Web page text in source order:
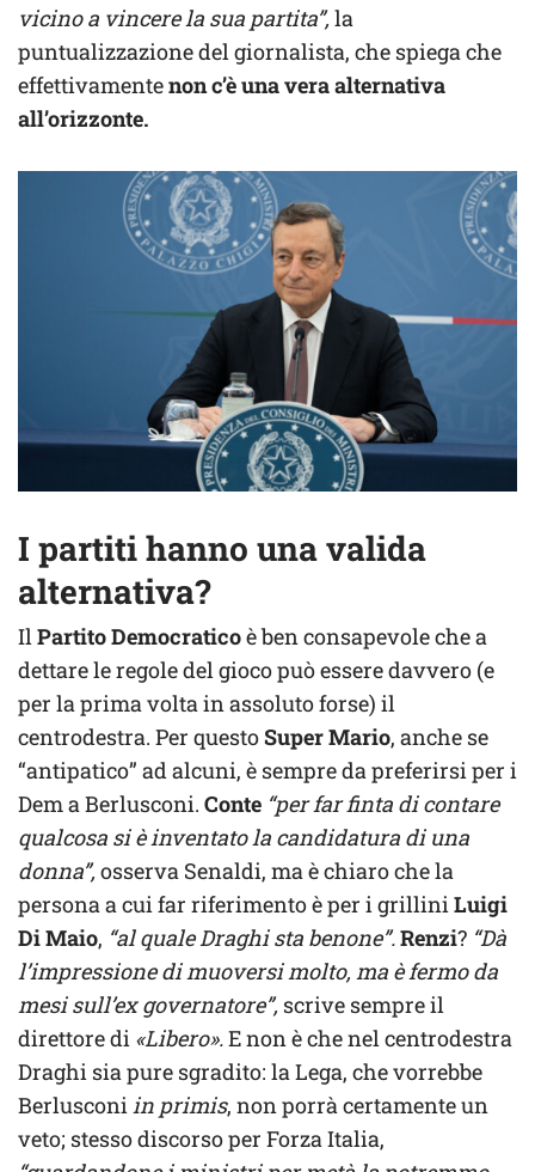
vicino a vincere la sua partita”,la
puntualizzazione del giornalista, che spiega che
effettivamentenon c’è una vera alternativa
all’orizzonte.
I partiti hanno una valida
alternativa?
IlPartito Democraticoè ben consapevole che a
dettare le regole del gioco può essere davvero (e
per la prima volta in assoluto forse) il
centrodestra. Per questoSuper Mario, anche se
“antipatico” ad alcuni, è sempre da preferirsi per i
Dem a Berlusconi. Conte “per far finta di contare
qualcosa si è inventato la candidatura di una
donna”,osserva Senaldi, ma è chiaro che la
persona a cui far riferimento è per i grilliniLuigi
Di Maio, “al quale Draghi sta benone”.Renzi? “Dà
l’impressione di muoversi molto, ma è fermo da
mesi sull’ex governatore”, scrive sempre il
direttore di «Libero».E non è che nel centrodestra
Draghi sia pure sgradito: la Lega, che vorrebbe
Berlusconiin primis, non porrà certamente un
veto; stesso discorso per Forza Italia,